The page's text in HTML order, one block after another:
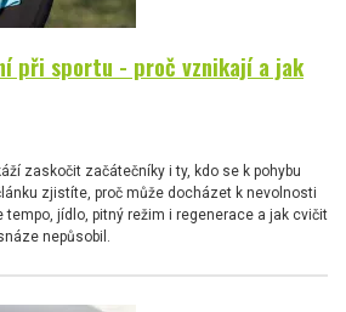
při sportu - proč vznikají a jak
zaskočit začátečníky i ty, kdo se k pohybu
zjistíte, proč může docházet k nevolnosti
tempo, jídlo, pitný režim i regenerace a jak cvičit
nepůsobil.